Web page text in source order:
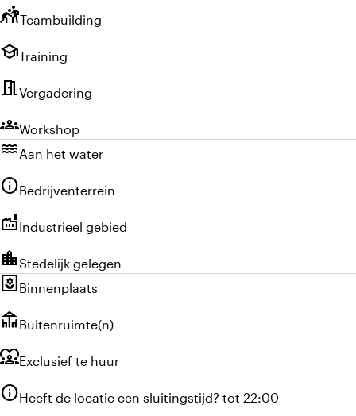
sports_kabaddiTeambuilding
schoolTraining
meeting_roomVergadering
groupsWorkshop
waterAan het water
infoBedrijventerrein
factoryIndustrieel gebied
location_cityStedelijk gelegen
yardBinnenplaats
deckBuitenruimte(n)
diversity_1Exclusief te huur
infoHeeft de locatie een sluitingstijd? tot 22:00